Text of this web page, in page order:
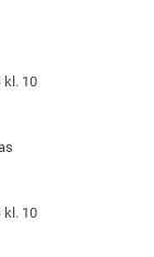
kl. 10
kl. 10